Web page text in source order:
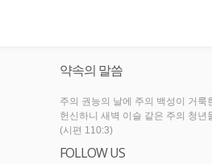
약속의 말씀
주의 권능의 날에 주의 백성이 거룩
헌신하니 새벽 이슬 같은 주의 청년
(시편 110:3)
FOLLOW US